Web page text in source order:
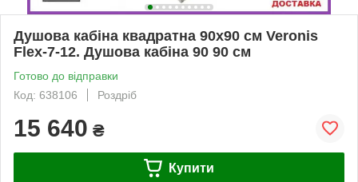
Душова кабіна квадратна 90х90 см Veronis
Flex-7-12. Душова кабіна 90 90 см
Готово до відправки
Код: 638106
Роздріб
15 640 ₴
Купити